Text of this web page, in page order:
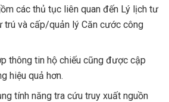
các thủ tục liên quan đến Lý lịch tư
trú và cấp/quản lý Căn cước công
thông tin hộ chiếu cũng được cập
hiệu quả hơn.
tính năng tra cứu truy xuất nguồn